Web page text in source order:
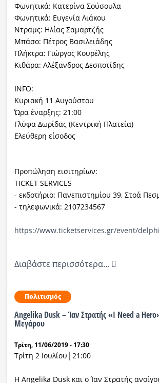
Φωνητικά: Κατερίνα Σούσουλα
Φωνητικά: Ευγενία Λιάκου
Ντραμς: Ηλίας Σαμαρτζής
Μπάσο: Πέτρος Βασιλειάδης
Πλήκτρα: Γιώργος Κουρέλης
Κιθάρα: Αλέξανδρος Δεσποτίδης
INFO:
Κυριακή 11 Αυγούστου
Ώρα έναρξης: 21:00
Γλύφα Δωρίδας (Κεντρική Πλατεία)
Ελεύθερη είσοδος
Προπώληση εισιτηρίων:
TICKET SERVICES
- εκδοτήριο: Πανεπιστημίου 39, Στοά
- τηλεφωνικά: 2107234567
https://www.ticketservices.gr/event/
Διαβάστε περισσότερα...
Πολιτισμός
Angelika Dusk – Ίαν Στρατής «Ι Need a
Μεγάρου
Τρίτη, 11/06/2019 - 17:30
Τρίτη 2 Ιουλίου│21:00
H Angelika Dusk και ο Ίαν Στρατής